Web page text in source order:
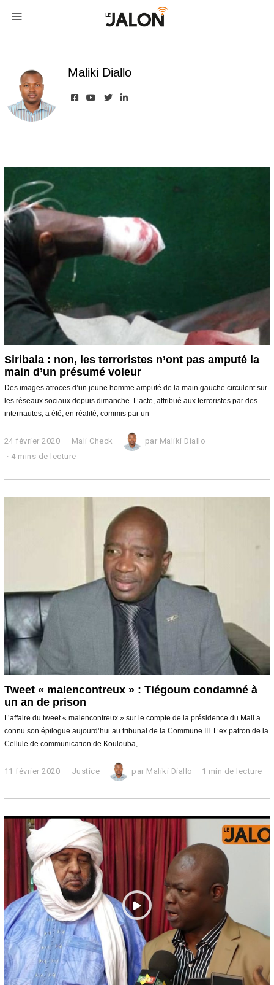
Maliki Diallo
Siribala : non, les terroristes n’ont pas amputé la
main d’un présumé voleur
Des images atroces d’un jeune homme amputé de la main gauche circulent sur
les réseaux sociaux depuis dimanche. L’acte, attribué aux terroristes par des
internautes, a été, en réalité, commis par un
24 février 2020
4
f
r
Mali Check par Maliki Diallo
4 mins de lecture
Tweet « malencontreux » : Tiégoum condamné à
un an de prison
L’affaire du tweet « malencontreux » sur le compte de la présidence du Mali a
connu son épilogue aujourd’hui au tribunal de la Commune III. L’ex patron de la
Cellule de communication de Koulouba,
11 février 2020
v
e
r
2
0
2
0
Justice par Maliki Diallo 1 min de lecture